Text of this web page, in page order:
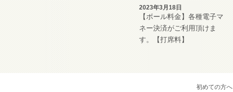
2023年3月18日
【ボール料金】各種電子マ
ネー決済がご利用頂けま
す。【打席料】
初めての方へ